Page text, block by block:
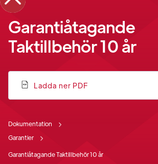
Garantiåtagande
Taktillbehör 10 år
Ladda ner PDF
Dokumentation
Garantier
Garantiåtagande Taktillbehör 10 år